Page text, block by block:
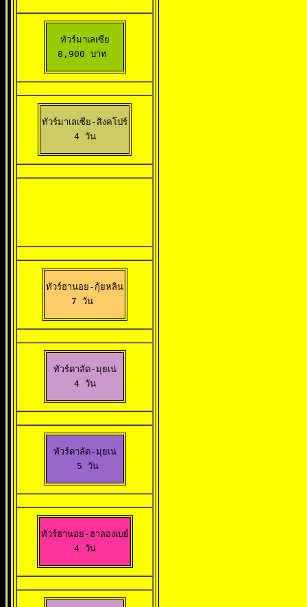
ทัวร์มาเลเซีย
8,900 บาท
ทัวร์มาเลเซีย-สิงคโปร์
4 วัน
ทัวร์ฮานอย-กุ้ยหลิน
7 วัน
ทัวร์ดาลัด-มุยเน่
4 วัน
ทัวร์ดาลัด-มุยเน่
5 วัน
ทัวร์ฮานอย-ฮาลองเบย์
4 วัน